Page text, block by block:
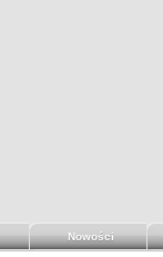
Nowości